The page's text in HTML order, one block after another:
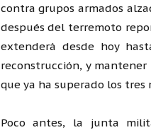
contra grupos armados
después del terremoto
extenderá desde hoy
reconstrucción, y
que ya ha superado los tres
Poco antes, la junta